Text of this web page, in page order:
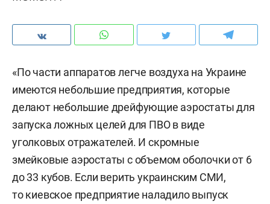
«По части аппаратов легче воздуха на Украине
имеются небольшие предприятия, которые
делают небольшие дрейфующие аэростаты для
запуска ложных целей для ПВО в виде
уголковых отражателей. И скромные
змейковые аэростаты с объемом оболочки от 6
до 33 кубов. Если верить украинским СМИ,
то киевское предприятие наладило выпуск